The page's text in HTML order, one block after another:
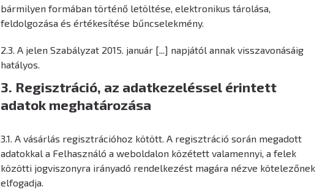
bármilyen formában történő letöltése, elektronikus tárolása,
feldolgozása és értékesítése bűncselekmény.
2.3. A jelen Szabályzat 2015. január [...] napjától annak visszavonásáig
hatályos.
3. Regisztráció, az adatkezeléssel érintett
adatok meghatározása
3.1. A vásárlás regisztrációhoz kötött. A regisztráció során megadott
adatokkal a Felhasználó a weboldalon közétett valamennyi, a felek
közötti jogviszonyra irányadó rendelkezést magára nézve kötelezőnek
elfogadja.